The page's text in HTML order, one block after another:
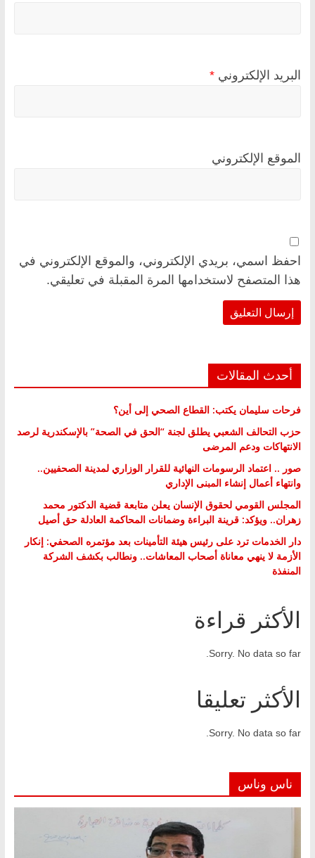
البريد الإلكتروني *
الموقع الإلكتروني
احفظ اسمي، بريدي الإلكتروني، والموقع الإلكتروني في
هذا المتصفح لاستخدامها المرة المقبلة في تعليقي.
أحدث المقالات
فرحات سليمان يكتب: القطاع الصحي إلى أين؟
حزب التحالف الشعبي يطلق لجنة “الحق في الصحة” بالإسكندرية لرصد
الانتهاكات ودعم المرضى
صور .. اعتماد الرسومات النهائية للقرار الوزاري لمدينة الصحفيين..
وانتهاء أعمال إنشاء المبنى الإداري
المجلس القومي لحقوق الإنسان يعلن متابعة قضية الدكتور محمد
زهران.. ويؤكد: قرينة البراءة وضمانات المحاكمة العادلة حق أصيل
دار الخدمات ترد على رئيس هيئة التأمينات بعد مؤتمره الصحفي: إنكار
الأزمة لا ينهي معاناة أصحاب المعاشات.. ونطالب بكشف الشركة
المنفذة
الأكثر قراءة
Sorry. No data so far.
الأكثر تعليقا
Sorry. No data so far.
ناس وناس